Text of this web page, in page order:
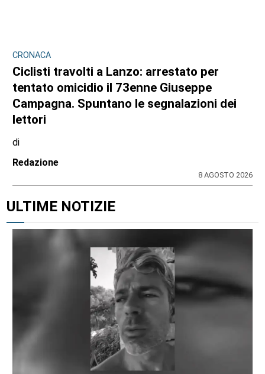
CRONACA
Ciclisti travolti a Lanzo: arrestato per
tentato omicidio il 73enne Giuseppe
Campagna. Spuntano le segnalazioni dei
lettori
di
Redazione
8 AGOSTO 2026
ULTIME NOTIZIE